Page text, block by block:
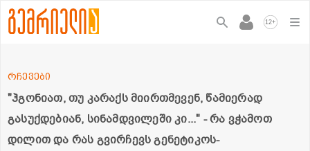
12+
"ჰგონიათ, თუ კარაქს მიირთმევენ, წამიერად
გასუქდებიან, სინამდვილეში კი..." - რა ვჭამოთ
დილით და რას გვირჩევს გენეტიკოს-
რჩევები